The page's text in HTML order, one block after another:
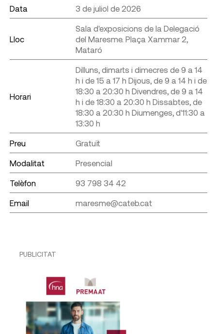
Data 3 de juliol de 2026
Lloc
Sala d'exposicions de la Delegació
del Maresme. Plaça Xammar 2,
Mataró
Horari
Dilluns, dimarts i dimecres de 9 a 14
h i de 15 a 17 h Dijous, de 9 a 14 h i de
18:30 a 20:30 h Divendres, de 9 a 14
h i de 18:30 a 20:30 h Dissabtes, de
18:30 a 20:30 h Diumenges, d'11:30 a
13:30 h
Preu Gratuït
Modalitat Presencial
Telèfon 93 798 34 42
Email maresme@cateb.cat
PUBLICITAT